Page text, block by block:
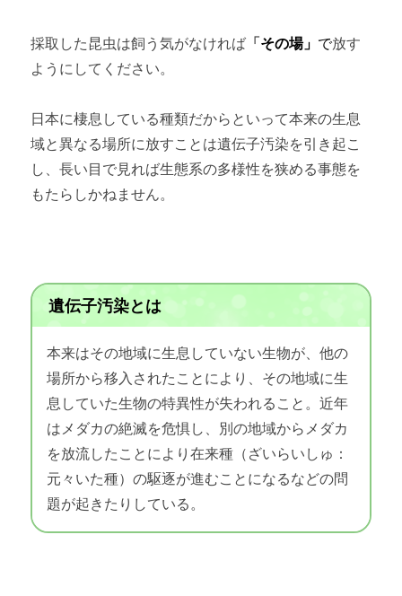
採取した昆虫は飼う気がなければ 「 その場」 で放す
ようにしてください。
日本に棲息している種類だからといって本来の生息
域と異なる場所に放すことは遺伝子汚染を引き起こ
し、長い目で見れば生態系の多様性を狭める事態を
もたらしかねません。
遺伝子汚染とは
本来はその地域に生息していない生物が、他の
場所から移入されたことにより、その地域に生
息していた生物の特異性が失われること。近年
はメダカの絶滅を危惧し、別の地域からメダカ
を放流したことにより在来種（ざいらいしゅ：
元々いた種）の駆逐が進むことになるなどの問
題が起きたりしている。